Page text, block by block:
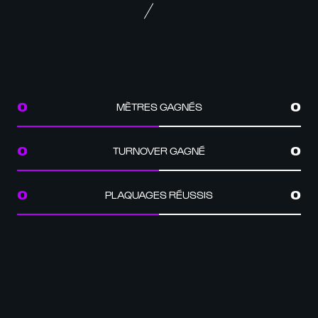
0 MÈTRES GAGNÉS 0
0 TURNOVER GAGNÉ 0
0 PLAQUAGES RÉUSSIS 0